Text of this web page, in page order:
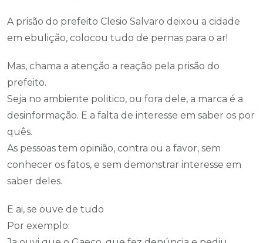
A prisão do prefeito Clesio Salvaro deixou a cidade
em ebulição, colocou tudo de pernas para o ar!
Mas, chama a atenção a reação pela prisão do
prefeito.
Seja no ambiente politico, ou fora dele, a marca é a
desinformação. E a falta de interesse em saber os por
quês.
As pessoas tem opinião, contra ou a favor, sem
conhecer os fatos, e sem demonstrar interesse em
saber deles.
E ai, se ouve de tudo
Por exemplo: